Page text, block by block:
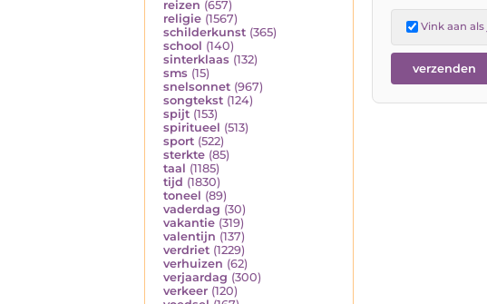
reizen (657)
religie (1567)
schilderkunst (365)
school (140)
sinterklaas (132)
sms (15)
snelsonnet (967)
songtekst (124)
spijt (153)
spiritueel (513)
sport (522)
sterkte (85)
taal (1185)
tijd (1830)
toneel (89)
vaderdag (30)
vakantie (319)
valentijn (137)
verdriet (1229)
verhuizen (62)
verjaardag (300)
verkeer (120)
Vink aan als